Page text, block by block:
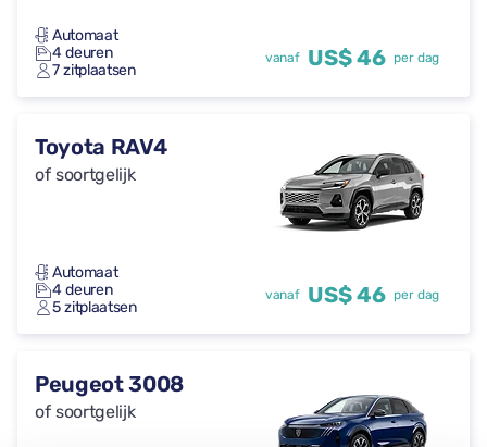
Automaat
4 deuren
7 zitplaatsen
vanaf US$ 46 per dag
Toyota RAV4
of soortgelijk
Automaat
4 deuren
5 zitplaatsen
vanaf US$ 46 per dag
Peugeot 3008
of soortgelijk